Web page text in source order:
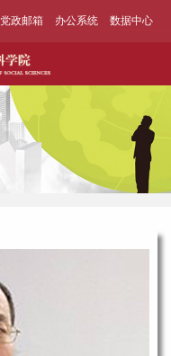
党政邮箱 办公系统 数据中心